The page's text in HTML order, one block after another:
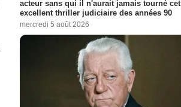
acteur sans qui il n'aurait jamais tourné cet
excellent thriller judiciaire des années 90
mercredi 5 août 2026